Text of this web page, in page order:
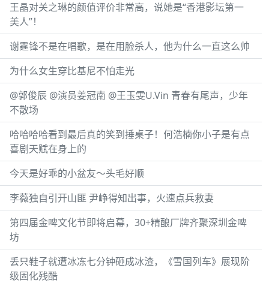
王晶对关之琳的颜值评价非常高，说她是“香港影坛第一
美人”！
谢霆锋不是在唱歌，是在用脸杀人，他为什么一直这么帅
为什么女生穿比基尼不怕走光
@郭俊辰 @演员姜冠南 @王玉雯U.Vin 青春有尾声，少年
不散场
哈哈哈哈看到最后真的笑到捶桌子！何浩楠你小子是有点
喜剧天赋在身上的
今天是好乖的小盆友～头毛好顺
李薇独自引开山匪 尹峥得知出事，火速点兵救妻
第四届金啤文化节即将启幕，30+精酿厂牌齐聚深圳金啤
坊
丢只鞋子就遭冰冻七分钟砸成冰渣，《雪国列车》展现阶
级固化残酷